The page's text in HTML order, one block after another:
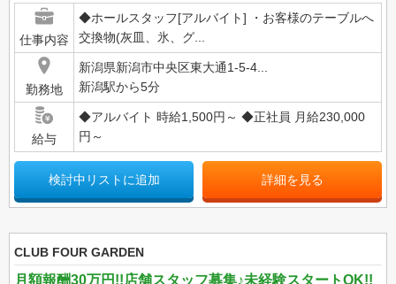
仕事内容
◆ホールスタッフ[アルバイト] ・お客様のテーブルへ
交換物(灰皿、氷、グ...
勤務地
新潟県新潟市中央区東大通1-5-4...
新潟駅から5分
給与
◆アルバイト 時給1,500円～ ◆正社員 月給230,000
円～
検討中リストに追加 詳細を見る
CLUB FOUR GARDEN
月額報酬30万円!!店舗スタッフ募集♪未経験スタートOK!!